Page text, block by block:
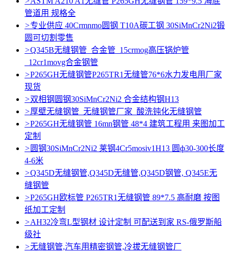
管道用 规格全
>专业供应 40Crmnmo圆钢 T10A碳工钢 30SiMnCr2Ni2锻
圆可切割零售
>Q345B无缝钢管_合金管_15crmog高压锅炉管
_12cr1movg合金钢管
>P265GH无缝钢管P265TR1无缝管76*6水力发电用厂家
现货
>双相钢圆钢30SiMnCr2Ni2 合金结构钢H13
>厚壁无缝钢管_无缝钢管厂家_酸洗钝化无缝钢管
>P265GH无缝钢管 16mn钢管 48*4 建筑工程用 来图加工
定制
> 圆钢30SiMnCr2Ni2 莱钢4Cr5mosiv1H13 圆ф30-300长度
4-6米
>Q345D无缝钢管,Q345D无缝管,Q345D钢管, Q345E无
缝钢管
>P265GH欧标管 P265TR1无缝钢管 89*7.5 高耐磨 按图
纸加工定制
>AH32冷弯L型钢材 设计定制 可配送到家 RS-俄罗斯船
级社
>无缝钢管,汽车用精密钢管,冷拔无缝钢管厂